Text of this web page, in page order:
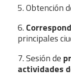
5. Obtención
6.
principales
7. Sesión de
actividades